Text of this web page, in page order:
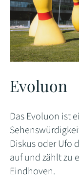
Evoluon
Das Evoluon ist
Diskus oder Ufo
auf und zählt zu
Eindhoven.